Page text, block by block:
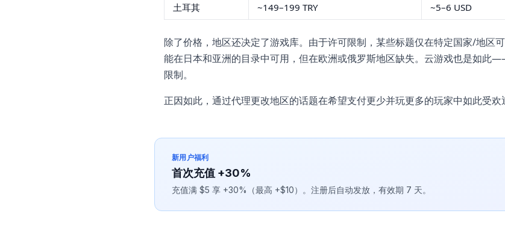
土耳其 ~149–199 TRY ~5–6 USD
除了价格，地区还决定了游戏库。由于许可限制，某些标题仅在特定国家/地区
能在日本和亚洲的目录中可用，但在欧洲或俄罗斯地区缺失。云游戏也是如此
限制。
正因如此，通过代理更改地区的话题在希望支付更少并玩更多的玩家中如此受欢
新用户福利
首次充值 +30%
充值满 $5 享 +30%（最高 +$10）。注册后自动发放，有效期 7 天。